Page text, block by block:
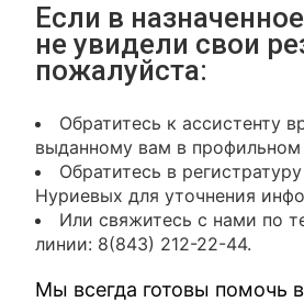
Если в
не увидели свои
пожалуйста:
Обратитесь к ассистенту
выданному вам в профильном
Обратитесь в
Нуриевых для уточнения
Или свяжитесь с нами по
линии: 8(843) 212-22-44.
Мы всегда готовы помочь